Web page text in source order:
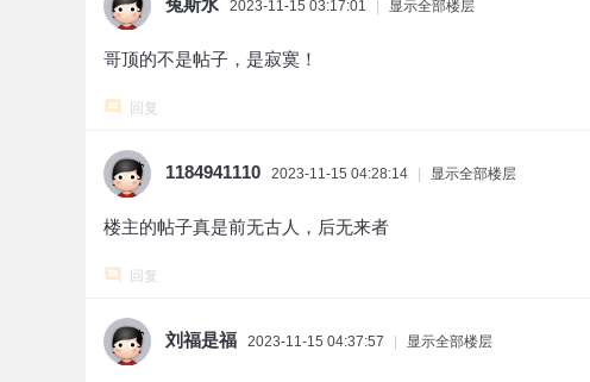
兔斯水 2023-11-15 03:17:01 显示全部楼层
哥顶的不是帖子，是寂寞！
回复
1184941110 2023-11-15 04:28:14 显示全部楼层
楼主的帖子真是前无古人，后无来者
回复
刘福是福 2023-11-15 04:37:57 显示全部楼层